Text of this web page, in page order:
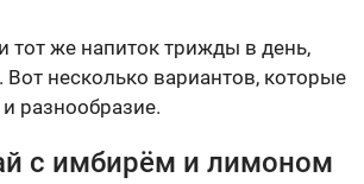
тот же напиток трижды в день,
Вот несколько вариантов, которые
разнообразие.
с имбирём и лимоном